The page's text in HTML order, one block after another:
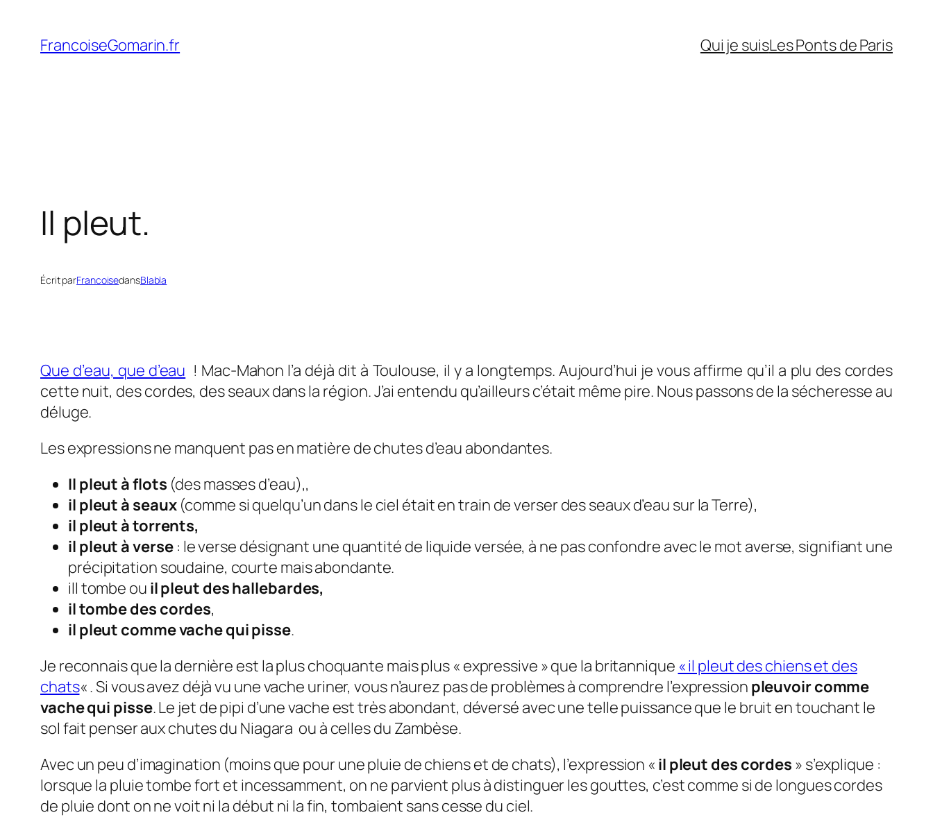
contenu
FrancoiseGomarin.fr Qui je suisLes Ponts de Paris
Il pleut.
Écrit parFrancoisedansBlabla
Que d’eau, que d’eau ! Mac-Mahon l’a déjà dit à Toulouse, il y a longtemps. Aujourd’hui je vous affirme qu’il a plu des cordes
cette nuit, des cordes, des seaux dans la région. J’ai entendu qu’ailleurs c’était même pire. Nous passons de la sécheresse au
déluge.
Les expressions ne manquent pas en matière de chutes d’eau abondantes.
Il pleut à flots (des masses d’eau),,
il pleut à seaux(comme si quelqu’un dans le ciel était en train de verser des seaux d’eau sur la Terre),
il pleut à torrents,
il pleut à verse: le verse désignant une quantité de liquide versée, à ne pas confondre avec le mot averse, signifiant une
précipitation soudaine, courte mais abondante.
ill tombe ou il pleut des hallebardes,
il tombe des cordes,
il pleut comme vache qui pisse.
Je reconnais que la dernière est la plus choquante mais plus « expressive » que la britannique « il pleut des chiens et des
chats« . Si vous avez déjà vu une vache uriner, vous n’aurez pas de problèmes à comprendre l’expression pleuvoir comme
vache qui pisse. Le jet de pipi d’une vache est très abondant, déversé avec une telle puissance que le bruit en touchant le
sol fait penser aux chutes du Niagara ou à celles du Zambèse.
Avec un peu d’imagination (moins que pour une pluie de chiens et de chats), l’expression « il pleut des cordes » s’explique :
lorsque la pluie tombe fort et incessamment, on ne parvient plus à distinguer les gouttes, c’est comme si de longues cordes
de pluie dont on ne voit ni la début ni la fin, tombaient sans cesse du ciel.